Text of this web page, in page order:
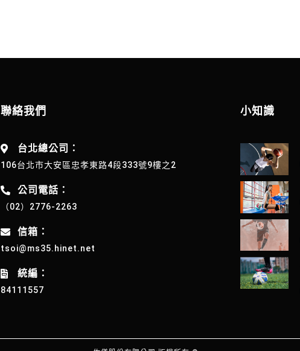
聯絡我們
台北總公司：
106台北市大安區忠孝東路4段333號9樓之2
公司電話：
（02）2776-2263
信箱：
tsoi@ms35.hinet.net
統編：
84111557
小知識